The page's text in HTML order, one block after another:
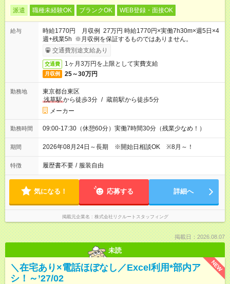
派遣 職種未経験OK ブランクOK WEB登録・面接OK
給与
時給1770円 月収例 27万円 時給1770円×実働7h30m×週5日×4
週+残業5h ※月収例を保証するものではありません。
交通費別途支給あり
交通費 1ヶ月3万円を上限として実費支給
月収例 25～30万円
勤務地
東京都台東区
浅草駅から徒歩3分 / 蔵前駅から徒歩5分
メーカー
勤務時間 09:00-17:30（休憩60分）実働7時間30分（残業少なめ！）
期間 2026年08月24日～長期 ※開始日相談OK ※8月～！
特徴 履歴書不要 / 服装自由
気になる！ 応募する 詳細へ
掲載元企業名 株式会社リクルートスタッフィング
掲載日：2026.08.07
未読
NEW
＼在宅あり×電話ほぼなし／Excel利用*部内ア
シ！～’27/02